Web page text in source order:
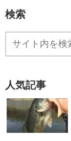
検索
人気記事